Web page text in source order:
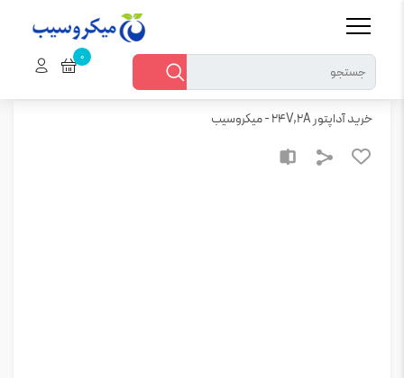
ماژول
خرید آداپتور 24V,2A - میکروسیب